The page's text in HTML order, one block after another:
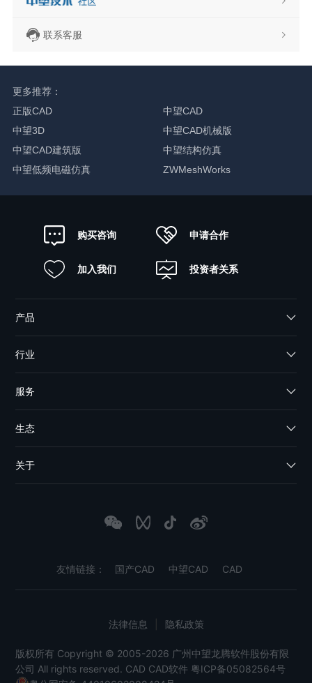
联系客服
更多推荐：
正版CAD
中望CAD
中望3D
中望CAD机械版
中望CAD建筑版
中望结构仿真
中望低频电磁仿真
ZWMeshWorks
购买咨询 申请合作
加入我们 投资者关系
产品
行业
服务
生态
关于
友情链接： 国产CAD 中望CAD CAD
版权所有 Copyright © 2005-2026 广州中望龙腾软件股份有限
公司 All rights reserved. CAD CAD软件 粤ICP备05082564号
法律信息 隐私政策